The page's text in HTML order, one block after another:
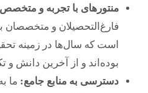
منتورهای با تجربه و
فارغ‌التحصیلان و
است که سال‌ها در زمینه
بوده‌اند و از آخرین دانش و
دسترسی به منابع جامع: ما